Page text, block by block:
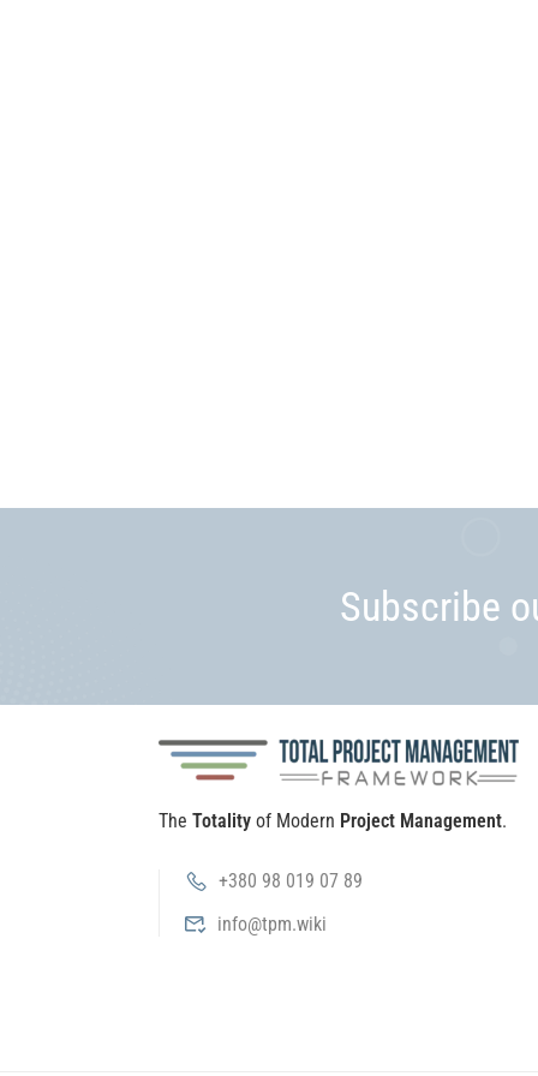
Subscribe
The Totality of Modern Project Management.
+380 98 019 07 89
info@tpm.wiki